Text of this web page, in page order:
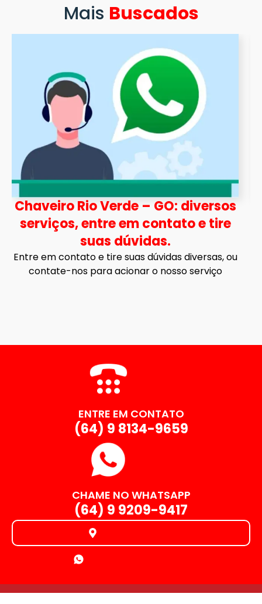
Mais Buscados
Chaveiro Rio Verde – GO: diversos
serviços, entre em contato e tire
suas dúvidas.
Entre em contato e tire suas dúvidas diversas, ou
contate-nos para acionar o nosso serviço
ENTRE EM CONTATO
(64) 9 8134-9659
CHAME NO WHATSAPP
(64) 9 9209-9417